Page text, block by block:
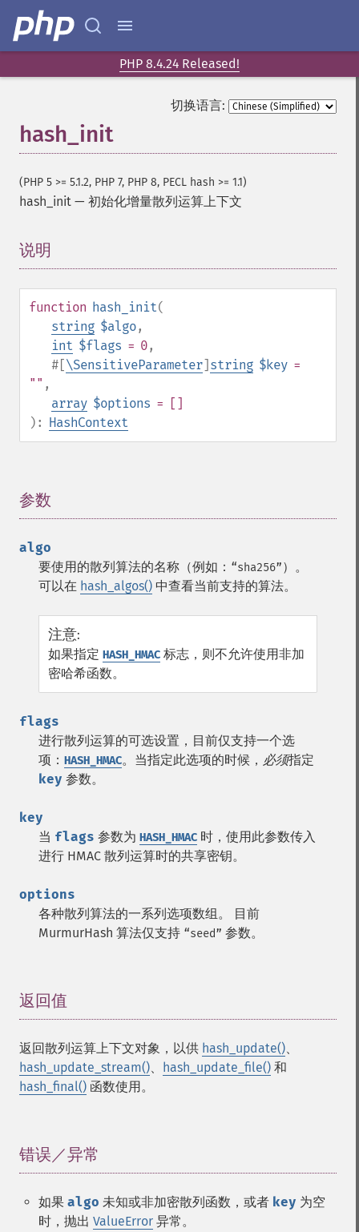
PHP 8.4.24 Released!
切换语言:
hash_init
(PHP 5 >= 5.1.2, PHP 7, PHP 8, PECL hash >= 1.1)
hash_init — 初始化增量散列运算上下文
说明
function hash_init(
string $algo,
int $flags = 0,
#[\SensitiveParameter] string $key =
"" ,
array $options = []
): HashContext
参数
algo
要使用的散列算法的名称（例如： “sha256”）。
可以在 hash_algos() 中查看当前支持的算法。
注意:
如果指定 HASH_HMAC 标志，则不允许使用非加
密哈希函数。
flags
进行散列运算的可选设置，目前仅支持一个选
项： HASH_HMAC。当指定此选项的时候， 必须指定
key 参数。
key
当 flags 参数为 HASH_HMAC 时，使用此参数传入
进行 HMAC 散列运算时的共享密钥。
options
各种散列算法的一系列选项数组。 目前
MurmurHash 算法仅支持 “seed” 参数。
返回值
返回散列运算上下文对象，以供 hash_update()、
hash_update_stream()、 hash_update_file() 和
hash_final() 函数使用。
错误／异常
如果 algo 未知或非加密散列函数，或者 key 为空
时，抛出 ValueError 异常。